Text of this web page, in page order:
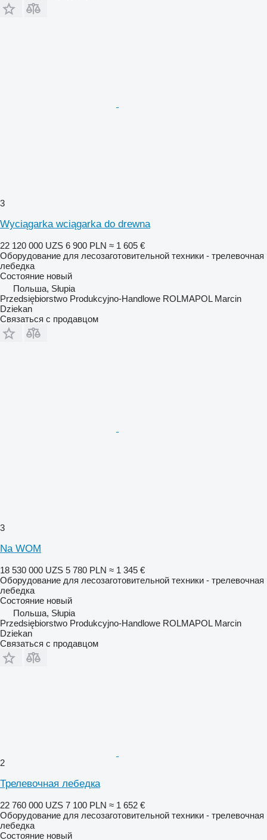
3
Wyciągarka wciągarka do drewna
22 120 000 UZS 6 900 PLN ≈ 1 605 €
Оборудование для лесозаготовительной техники - трелевочная
лебедка
Состояние новый
Польша, Słupia
Przedsiębiorstwo Produkcyjno-Handlowe ROLMAPOL Marcin
Dziekan
Связаться с продавцом
3
Na WOM
18 530 000 UZS 5 780 PLN ≈ 1 345 €
Оборудование для лесозаготовительной техники - трелевочная
лебедка
Состояние новый
Польша, Słupia
Przedsiębiorstwo Produkcyjno-Handlowe ROLMAPOL Marcin
Dziekan
Связаться с продавцом
2
Трелевочная лебедка
22 760 000 UZS 7 100 PLN ≈ 1 652 €
Оборудование для лесозаготовительной техники - трелевочная
лебедка
Состояние новый